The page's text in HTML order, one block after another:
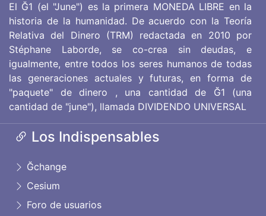
El Ğ1 (el "June") es la primera MONEDA LIBRE en la
historia de la humanidad. De acuerdo con la Teoría
Relativa del Dinero (TRM) redactada en 2010 por
Stéphane Laborde, se co-crea sin deudas, e
igualmente, entre todos los seres humanos de todas
las generaciones actuales y futuras, en forma de
"paquete" de dinero , una cantidad de Ğ1 (una
cantidad de "june"), llamada DIVIDENDO UNIVERSAL
Los Indispensables
Ğchange
Cesium
Foro de usuarios